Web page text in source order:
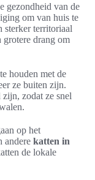
gezondheid van de
om van huis te
sterker territoriaal
grotere drang om
houden met de
ze buiten zijn.
zodat ze snel
op het
andere katten in
de lokale